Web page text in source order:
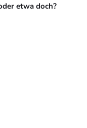
etwa doch?